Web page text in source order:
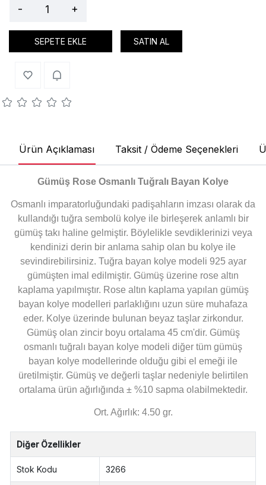
- +
SEPETE EKLE SATIN AL
Ürün Açıklaması Taksit / Ödeme Seçenekleri
Gümüş Rose Osmanlı Tuğralı Bayan Kolye
Osmanlı imparatorluğundaki padişahların imzası olarak da
kullandığı tuğra sembolü kolye ile birleşerek anlamlı bir
gümüş takı haline gelmiştir. Böylelikle sevdiklerinizi veya
kendinizi derin bir anlama sahip olan bu kolye ile
sevindirebilirsiniz. Tuğra bayan kolye modeli 925 ayar
gümüşten imal edilmiştir. Gümüş üzerine rose altın
kaplama yapılmıştır. Rose altın kaplama yapılan gümüş
bayan kolye modelleri parlaklığını uzun süre muhafaza
eder. Kolye üzerinde bulunan beyaz taşlar zirkondur.
Gümüş olan zincir boyu ortalama 45 cm'dir. Gümüş
osmanlı tuğralı bayan kolye modeli diğer tüm gümüş
bayan kolye modellerinde olduğu gibi el emeği ile
üretilmiştir. Gümüş ve değerli taşlar nedeniyle belirtilen
ortalama ürün ağırlığında ± %10 sapma olabilmektedir.
Ort. Ağırlık: 4.50 gr.
Diğer Özellikler
Stok Kodu 3266